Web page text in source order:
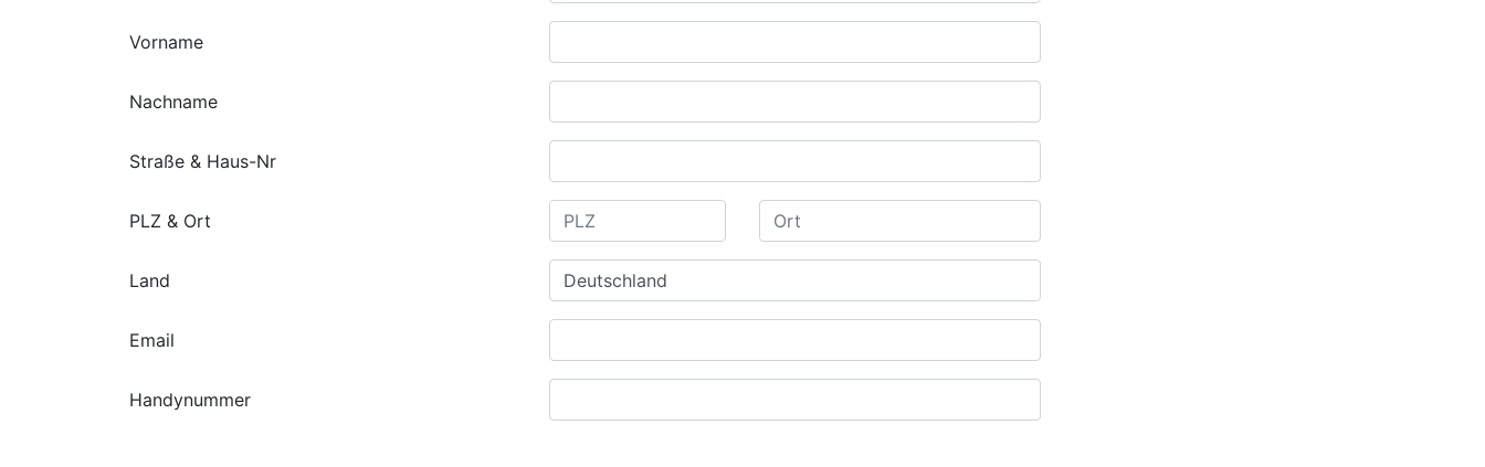
Vorname
Nachname
Straße & Haus-Nr
PLZ & Ort
Land
Email
Handynummer